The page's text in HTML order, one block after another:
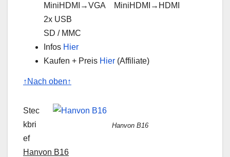
MiniHDMI→VGA MiniHDMI→HDMI
2x USB
SD / MMC
Infos Hier
Kaufen + Preis Hier (Affiliate)
↑Nach oben↑
Hanvon B16
Stec
kbri
ef
Hanvon B16